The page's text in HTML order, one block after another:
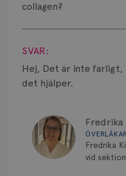
collagen?
Visa svar
SVAR:
Hej, Det är inte farligt,
det hjälper.
Fredrika
Fredrika
vid
Typ av bröstcancer
Smärta
Risker
Spridd bröstcancer
Strålning